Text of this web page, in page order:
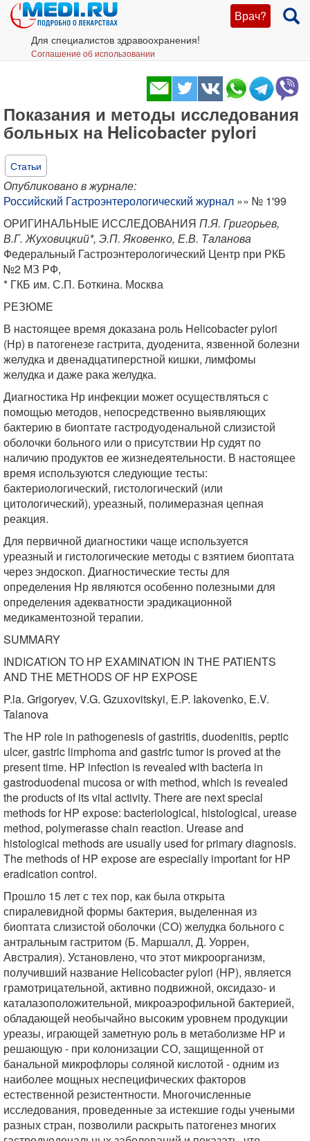
Врач?
Для специалистов здравоохранения!
Соглашение об использовании
Показания и методы исследования
больных на Helicobacter pylori
Статьи
Опубликовано в журнале:
Российский Гастроэнтерологический журнал »» № 1'99
ОРИГИНАЛЬНЫЕ ИССЛЕДОВАНИЯ П.Я. Григорьев,
В.Г. Жуховицкий*, Э.П. Яковенко, Е.В. Таланова
Федеральный Гастроэнтерологический Центр при РКБ
№2 МЗ РФ,
* ГКБ им. С.П. Боткина. Москва
РЕЗЮМЕ
В настоящее время доказана роль Helicobacter pylori
(Нр) в патогенезе гастрита, дуоденита, язвенной болезни
желудка и двенадцатиперстной кишки, лимфомы
желудка и даже рака желудка.
Диагностика Нр инфекции может осуществляться с
помощью методов, непосредственно выявляющих
бактерию в биоптате гастродуоденальной слизистой
оболочки больного или о присутствии Нр судят по
наличию продуктов ее жизнедеятельности. В настоящее
время используются следующие тесты:
бактериологический, гистологический (или
цитологический), уреазный, полимеразная цепная
реакция.
Для первичной диагностики чаще используется
уреазный и гистологические методы с взятием биоптата
через эндоскоп. Диагностические тесты для
определения Нр являются особенно полезными для
определения адекватности эрадикационной
медикаментозной терапии.
SUMMARY
INDICATION ТО HP EXAMINATION IN THE PATIENTS
AND THE METHODS OF HP EXPOSE
P.la. Grigoryev, V.G. Gzuxovitskyi, E.P. Iakovenko, E.V.
Talanova
The HP role in pathogenesis of gastritis, duodenitis, peptic
ulcer, gastric limphoma and gastric tumor is proved at the
present time. HP infection is revealed with bacteria in
gastroduodenal mucosa or with method, which is revealed
the products of its vital activity. There are next special
methods for HP expose: bacteriological, histological, urease
method, polymerasse chain reaction. Urease and
histological methods are usually used for primary diagnosis.
The methods of HP expose are especially important for HP
eradication control.
Прошло 15 лет с тех пор, как была открыта
спиралевидной формы бактерия, выделенная из
биоптата слизистой оболочки (СО) желудка больного с
антральным гастритом (Б. Маршалл, Д. Уоррен,
Австралия). Установлено, что этот микроорганизм,
получивший название Helicobacter pylori (HP), является
грамотрицательной, активно подвижной, оксидазо- и
каталазоположительной, микроаэрофильной бактерией,
обладающей необычайно высоким уровнем продукции
уреазы, играющей заметную роль в метаболизме НР и
решающую - при колонизации СО, защищенной от
банальной микрофлоры соляной кислотой - одним из
наиболее мощных неспецифических факторов
естественной резистентности. Многочисленные
исследования, проведенные за истекшие годы учеными
разных стран, позволили раскрыть патогенез многих